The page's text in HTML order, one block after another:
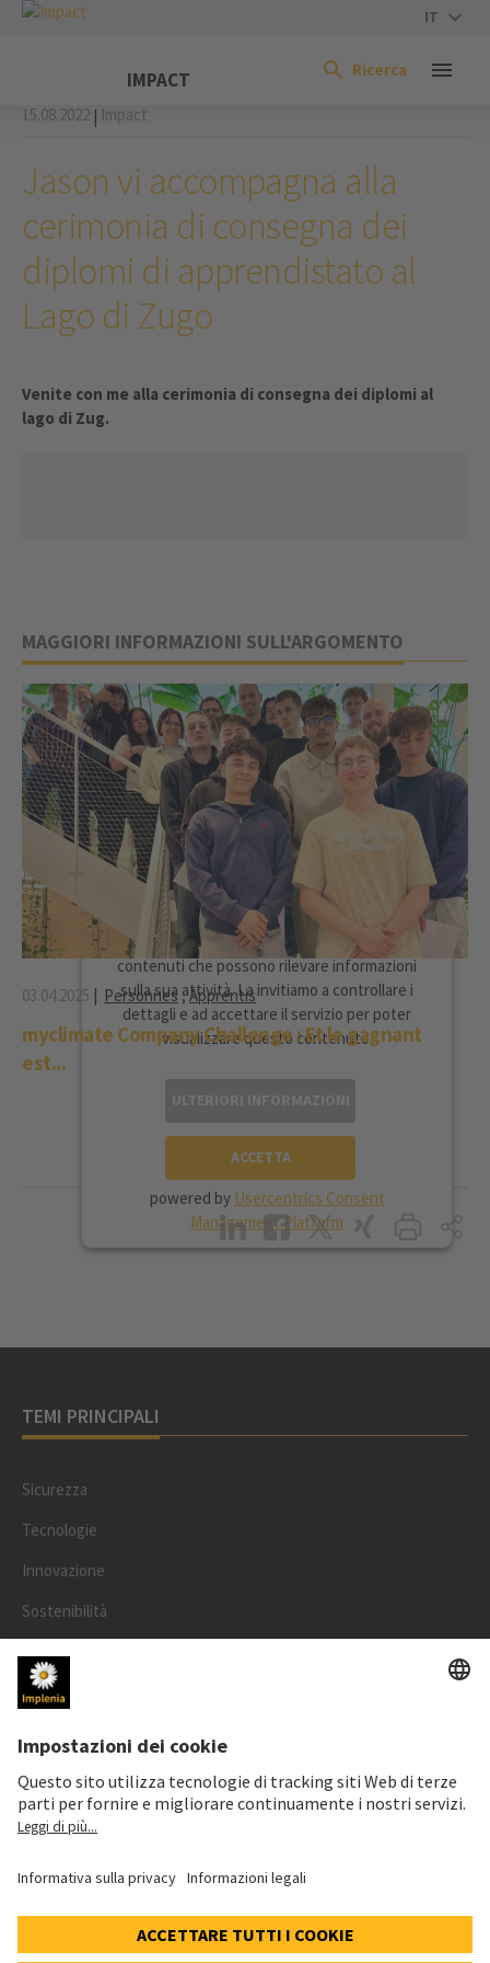
IT
IMPACT Ricerca
15.08.2022 | Impact
Jason vi accompagna alla
cerimonia di consegna dei
diplomi di apprendistato al
Lago di Zugo
Venite con me alla cerimonia di consegna dei diplomi al
lago di Zug.
È NECESSARIO IL SUO CONSENSO
PER CARICARE IL SERVIZIO TIKTOK.
Ci avvaliamo di TikTok per incorporare
contenuti che possono rilevare informazioni
sulla sua attività. La invitiamo a controllare i
dettagli e ad accettare il servizio per poter
visualizzare questo contenuto.
ACCETTA
powered by Usercentrics Consent
Management Platform
MAGGIORI INFORMAZIONI SULL'ARGOMENTO
03.04.2025 Personnes ,Apprentis
myclimate Company Challenge : Et le gagnant
est...
TEMI PRINCIPALI
Sicurezza
Tecnologie
Innovazione
Sostenibilità
Progetti
Persone
Informazioni legali
Informativa cookie e social media